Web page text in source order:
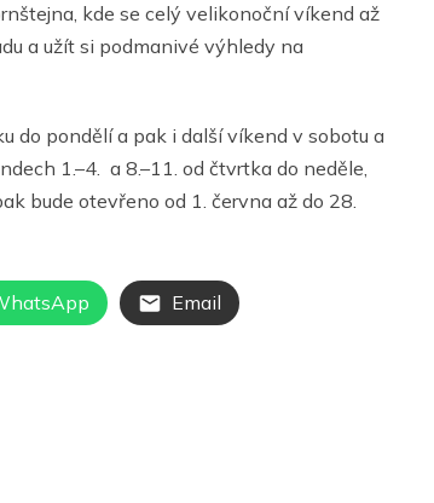
kde se celý velikonoční víkend až
a užít si podmanivé výhledy na
do pondělí a pak i další víkend v sobotu a
1.–4. a 8.–11. od čtvrtka do neděle,
bude otevřeno od 1. června až do 28.
Email